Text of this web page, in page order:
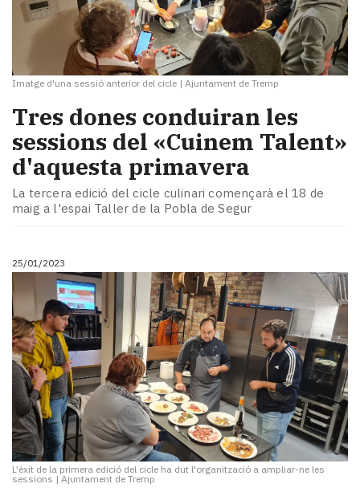
Imatge d'una sessió anterior del cicle | Ajuntament de Tremp
Tres dones conduiran les
sessions del «Cuinem Talent»
d'aquesta primavera
La tercera edició del cicle culinari començarà el 18 de
maig a l'espai Taller de la Pobla de Segur
25/01/2023
L'èxit de la primera edició del cicle ha dut l'organització a ampliar-ne les
sessions |Ajuntament de Tremp